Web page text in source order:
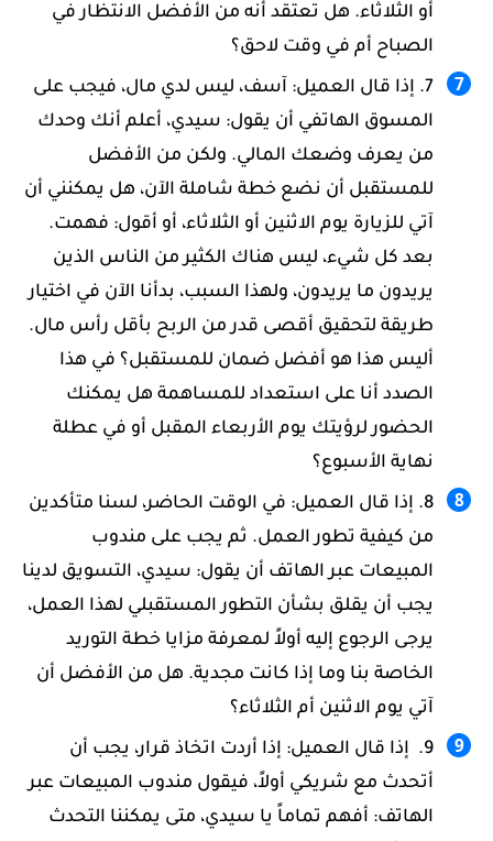
أو الثلاثاء. هل تعتقد أنه من الأفضل الانتظار في
الصباح أم في وقت لاحق؟
إذا قال العميل: آسف، ليس لدي مال، فيجب على
المسوق الهاتفي أن يقول: سيدي، أعلم أنك وحدك
من يعرف وضعك المالي. ولكن من الأفضل
للمستقبل أن نضع خطة شاملة الآن، هل يمكنني أن
آتي للزيارة يوم الاثنين أو الثلاثاء، أو أقول: فهمت.
بعد كل شيء، ليس هناك الكثير من الناس الذين
يريدون ما يريدون، ولهذا السبب، بدأنا الآن في اختيار
طريقة لتحقيق أقصى قدر من الربح بأقل رأس مال.
أليس هذا هو أفضل ضمان للمستقبل؟ في هذا
الصدد أنا على استعداد للمساهمة هل يمكنك
الحضور لرؤيتك يوم الأربعاء المقبل أو في عطلة
نهاية الأسبوع؟
إذا قال العميل: في الوقت الحاضر، لسنا متأكدين
من كيفية تطور العمل. ثم يجب على مندوب
المبيعات عبر الهاتف أن يقول: سيدي، التسويق لدينا
يجب أن يقلق بشأن التطور المستقبلي لهذا العمل،
يرجى الرجوع إليه أولاً لمعرفة مزايا خطة التوريد
الخاصة بنا وما إذا كانت مجدية. هل من الأفضل أن
آتي يوم الاثنين أم الثلاثاء؟
إذا قال العميل: إذا أردت اتخاذ قرار، يجب أن
أتحدث مع شريكي أولاً، فيقول مندوب المبيعات عبر
الهاتف: أفهم تماماً يا سيدي، متى يمكننا التحدث